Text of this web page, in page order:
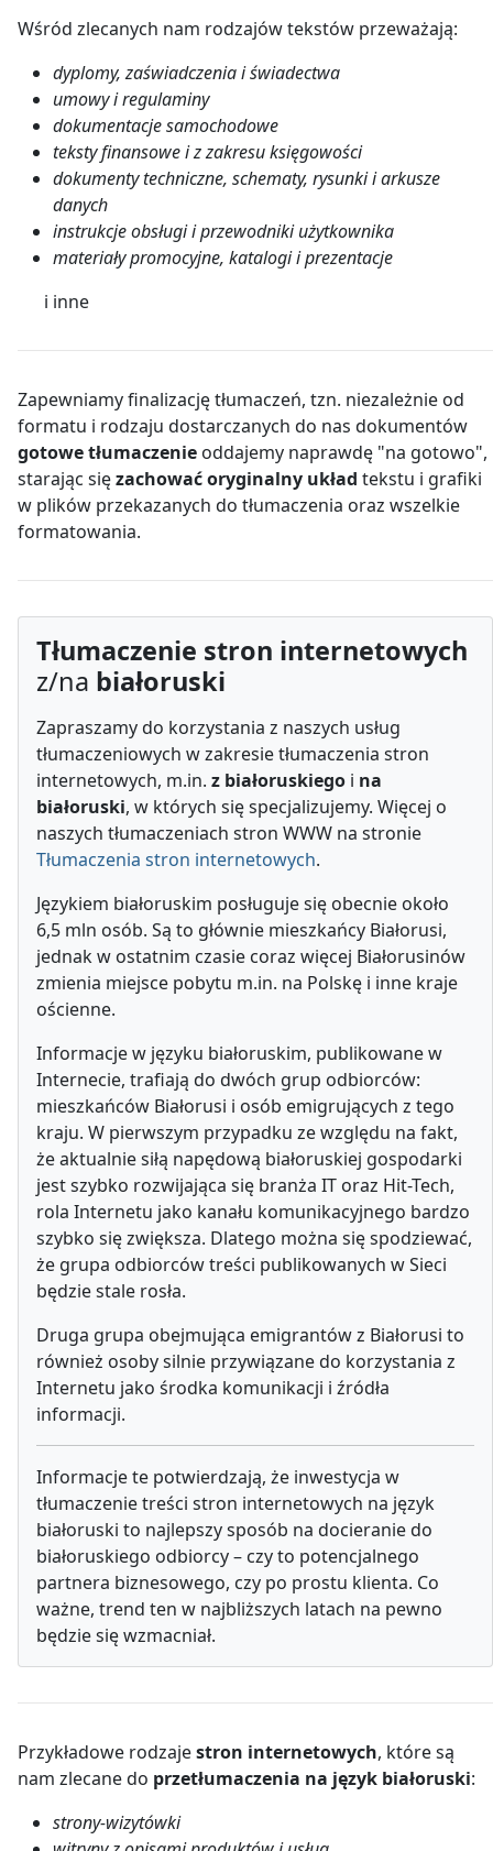
Wśród zlecanych nam rodzajów tekstów przeważają:
dyplomy, zaświadczenia i świadectwa
umowy i regulaminy
dokumentacje samochodowe
teksty finansowe i z zakresu księgowości
dokumenty techniczne, schematy, rysunki i arkusze
danych
instrukcje obsługi i przewodniki użytkownika
materiały promocyjne, katalogi i prezentacje
i inne
Zapewniamy finalizację tłumaczeń, tzn. niezależnie od
formatu i rodzaju dostarczanych do nas dokumentów
gotowe tłumaczenie oddajemy naprawdę "na gotowo",
starając sięzachować oryginalny układ tekstu i grafiki
w plików przekazanych do tłumaczenia oraz wszelkie
formatowania.
Tłumaczenie stron internetowych
z/na białoruski
Zapraszamy do korzystania z naszych usług
tłumaczeniowych w zakresie tłumaczenia stron
internetowych, m.in. z białoruskiego i na
białoruski, w których się specjalizujemy. Więcej o
naszych tłumaczeniach stron WWW na stronie
Tłumaczenia stron internetowych.
Językiem białoruskim posługuje się obecnie około
6,5 mln osób. Są to głównie mieszkańcy Białorusi,
jednak w ostatnim czasie coraz więcej Białorusinów
zmienia miejsce pobytu m.in. na Polskę i inne kraje
ościenne.
Informacje w języku białoruskim, publikowane w
Internecie, trafiają do dwóch grup odbiorców:
mieszkańców Białorusi i osób emigrujących z tego
kraju. W pierwszym przypadku ze względu na fakt,
że aktualnie siłą napędową białoruskiej gospodarki
jest szybko rozwijająca się branża IT oraz Hit-Tech,
rola Internetu jako kanału komunikacyjnego bardzo
szybko się zwiększa. Dlatego można się spodziewać,
że grupa odbiorców treści publikowanych w Sieci
będzie stale rosła.
Druga grupa obejmująca emigrantów z Białorusi to
również osoby silnie przywiązane do korzystania z
Internetu jako środka komunikacji i źródła
informacji.
Informacje te potwierdzają, że inwestycja w
tłumaczenie treści stron internetowych na język
białoruski to najlepszy sposób na docieranie do
białoruskiego odbiorcy – czy to potencjalnego
partnera biznesowego, czy po prostu klienta. Co
ważne, trend ten w najbliższych latach na pewno
będzie się wzmacniał.
Przykładowe rodzajestron internetowych, które są
nam zlecane do przetłumaczenia na język białoruski:
strony-wizytówki